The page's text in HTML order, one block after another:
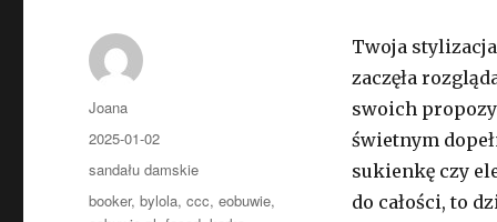
Twoja
zaczęła
swoich
świetnym
sukienkę czy
do całości, to
Autor
Joana
Opublikowano
2025-01-02
Kategorie
sandału damskie
Tagi
booker,bylola,ccc,eobuwie,